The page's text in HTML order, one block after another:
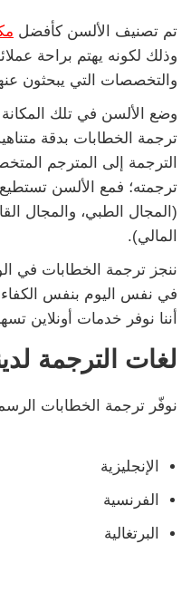
تم تصنيف الألسن كأفضل
وذلك لكونه يهتم براحة
والتخصصات التي يبحثون
وضع الألسن في تلك
ترجمة الخطابات بدقة
الترجمة إلى المترجم
ترجمته؛ فمع الألسن
(المجال الطبي، والمجال
المالي).
ننجز ترجمة الخطابات في
في نفس اليوم بنفس الكفاءة
أننا نوفر خدمات أونلاين
لغات الترجمة
نوفّر ترجمة الخطابات
الإنجليزية
الفرنسية
البرتغالية